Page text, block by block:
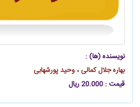
نویسنده (ها) :
بهاره جلال کمالی ، وحید پورشهابی
قیمت : 20.000 ریال